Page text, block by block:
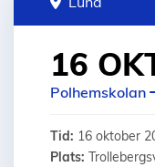
16
Polhemskolan
Tid: 16 oktober
Plats: